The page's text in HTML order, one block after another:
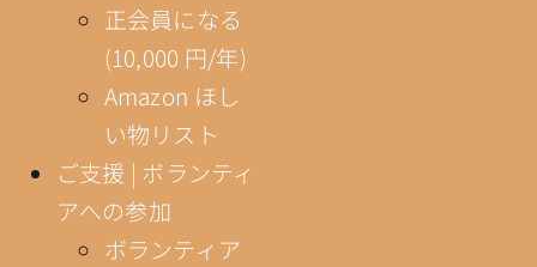
正会員になる
(10,000 円/年)
Amazon ほし
い物リスト
ご支援 | ボランティ
アへの参加
ボランティア